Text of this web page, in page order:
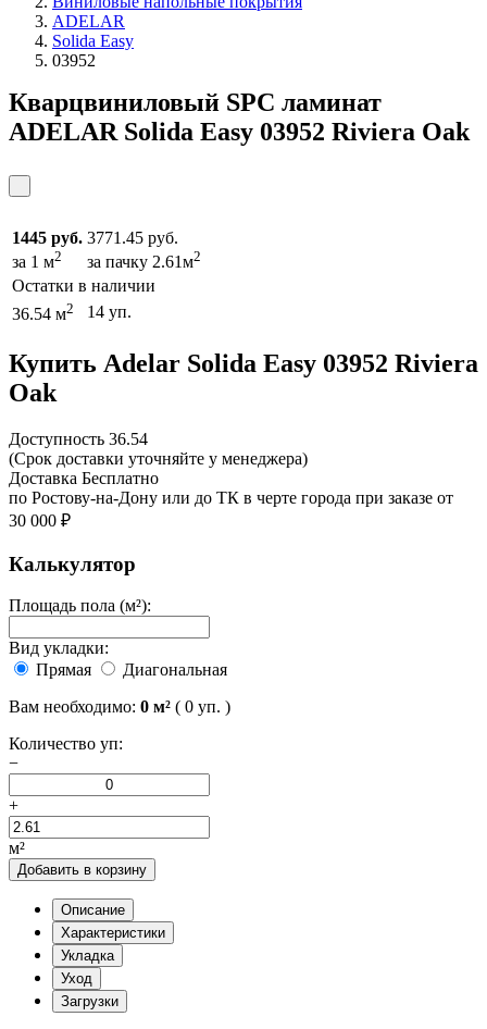
ADELAR
Solida Easy
03952
Кварцвиниловый SPC ламинат
ADELAR Solida Easy 03952 Riviera Oak
1445 руб.
за 1 м2
3771.45 руб.
за пачку 2.61м2
Остатки в наличии
36.54 м2 14 уп.
Купить Adelar Solida Easy 03952 Riviera
Oak
Доcтупность 36.54
(Срок доставки уточняйте у менеджера)
Доставка Бесплатно
по Ростову-на-Дону или до ТК в черте города при заказе от
30 000 ₽
Калькулятор
Площадь пола (м²):
Вид укладки:
Прямая
Диагональная
Вам необходимо: 0 м² ( 0 уп. )
Количество уп:
−
+
м²
Добавить в корзину
Описание
Характеристики
Укладка
Уход
Загрузки